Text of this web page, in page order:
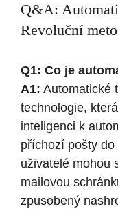
Q&A:
Revoluční
Q1: Co je
A1: Automatické
technologie,
inteligenci k
příchozí pošty
uživatelé mohou
mailovou
způsobený